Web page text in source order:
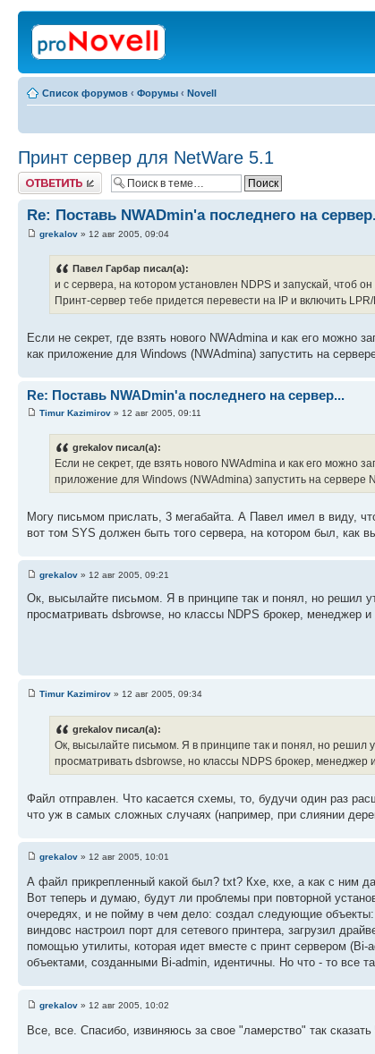
Список форумов ‹ Форумы ‹ Novell
Принт сервер для NetWare 5.1
Ответить
Re: Поставь NWADmin'а последнего на
grekalov » 12 авг 2005, 09:04
Павел Гарбар писал(а):
и с сервера, на котором установлен NDPS и запускай, чтоб
Принт-сервер тебе придется перевести на IP и включить
Если не секрет, где взять нового NWAdmina и как его можно
как приложение для Windows (NWAdmina) запустить на
Re: Поставь NWADmin'а последнего на сервер...
Timur Kazimirov » 12 авг 2005, 09:11
grekalov писал(а):
Если не секрет, где взять нового NWAdmina и как его можно
приложение для Windows (NWAdmina) запустить на сервере
Могу письмом прислать, 3 мегабайта. А Павел имел в виду,
вот том SYS должен быть того сервера, на котором был, как
grekalov » 12 авг 2005, 09:21
Ок, высылайте письмом. Я в принципе так и понял, но решил
просматривать dsbrowse, но классы NDPS брокер, менеджер
Timur Kazimirov » 12 авг 2005, 09:34
grekalov писал(а):
Ок, высылайте письмом. Я в принципе так и понял, но решил
просматривать dsbrowse, но классы NDPS брокер,
Файл отправлен. Что касается схемы, то, будучи один раз
что уж в самых сложных случаях (например, при слиянии
grekalov » 12 авг 2005, 10:01
А файл прикрепленный какой был? txt? Кхе, кхе, а как с ним
Вот теперь и думаю, будут ли проблемы при повторной
очередях, и не пойму в чем дело: создал следующие
виндовс настроил порт для сетевого принтера, загрузил
помощью утилиты, которая идет вместе с принт сервером
объектами, созданными Bi-admin, идентичны. Но что - то все
grekalov » 12 авг 2005, 10:02
Все, все. Спасибо, извиняюсь за свое "ламерство" так сказать